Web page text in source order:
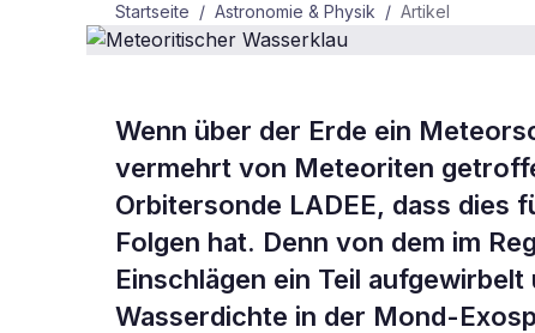
Startseite / Astronomie & Physik / Artikel
ASTRONOMIE & PHYSIK
Wasserklau
Wenn über der Erde ein
vermehrt von Meteoriten
Orbitersonde LADEE, dass dies
Folgen hat. Denn von dem im
Einschlägen ein Teil
Wasserdichte in der Mond-